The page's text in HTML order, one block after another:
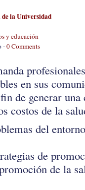
la Universidad
y educación
-0 Comments
en sus
de generar
costos de la
del
de
de la